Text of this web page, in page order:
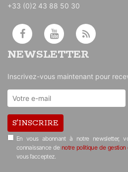
+33 (0)2 43 88 50 30
NEWSLETTER
Inscrivez-vous maintenant pour
S'INSCRIRE
En vous abonnant à notre newsletter,
connaissance de notre politique de
vous l’acceptez.